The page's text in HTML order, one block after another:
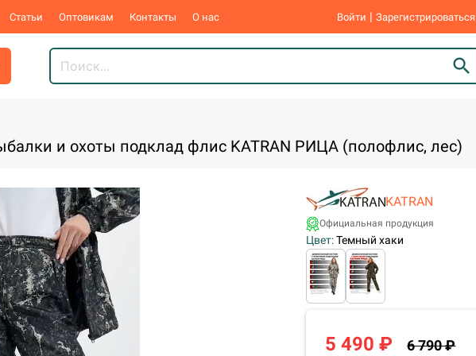
Статьи Оптовикам Контакты О нас Войти | Зарегистрироваться
search
и охоты подклад флис KATRAN РИЦА (полофлис, лес)
KATRAN
Официальная продукция
Цвет:Темный хаки
5 490 ₽ 6 790 ₽